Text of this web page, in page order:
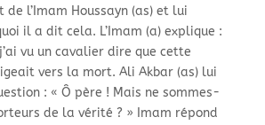
l’Imam Houssayn (as) et lui
il a dit cela. L’Imam (a) explique :
vu un cavalier dire que cette
vers la mort. Ali Akbar (as) lui
: « Ô père ! Mais ne sommes-
de la vérité ? » Imam répond